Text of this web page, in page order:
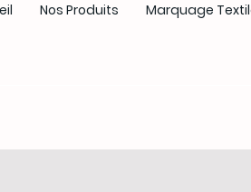
Nos Produits Marquage